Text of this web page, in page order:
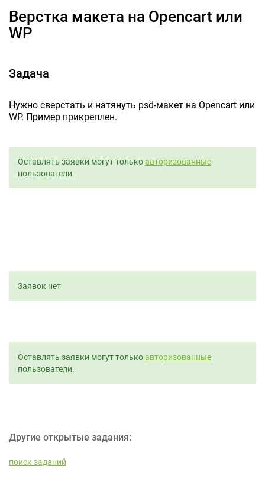
Верстка макета на Opencart или
WP
Задача
Нужно сверстать и натянуть psd-макет на Opencart или
WP. Пример прикреплен.
Оставлять заявки могут толькоавторизованные
пользователи.
Заявок нет
Оставлять заявки могут толькоавторизованные
пользователи.
Другие открытые задания:
поиск заданий